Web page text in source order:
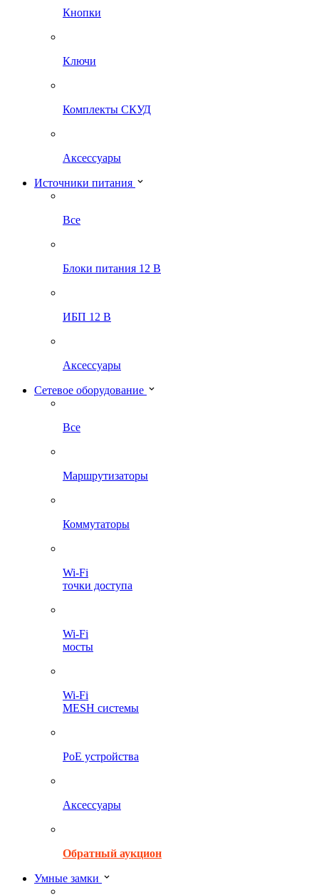
Кнопки
Ключи
Комплекты СКУД
Аксессуары
Источники питания
Все
Блоки питания 12 В
ИБП 12 В
Аксессуары
Сетевое оборудование
Все
Маршрутизаторы
Коммутаторы
Wi-Fi
точки доступа
Wi-Fi
мосты
Wi-Fi
MESH системы
PoE устройства
Аксессуары
Обратный аукцион
Умные замки